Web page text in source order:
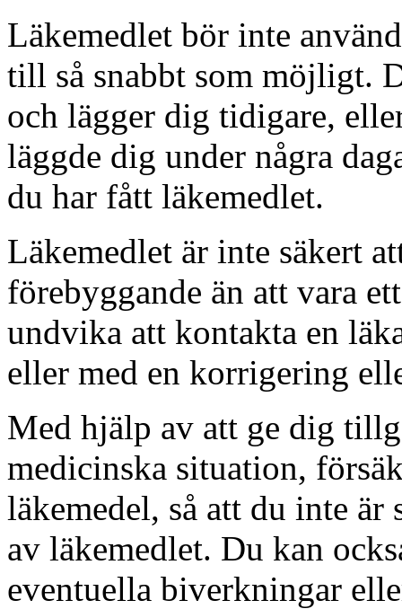
Läkemedlet bör inte
till så snabbt som möjligt.
och lägger dig tidigare,
läggde dig under några
du har fått läkemedlet.
Läkemedlet är inte säkert
förebyggande än att vara
undvika att kontakta en
eller med en korrigering
Med hjälp av att ge dig
medicinska situation,
läkemedel, så att du inte är
av läkemedlet. Du kan
eventuella biverkningar